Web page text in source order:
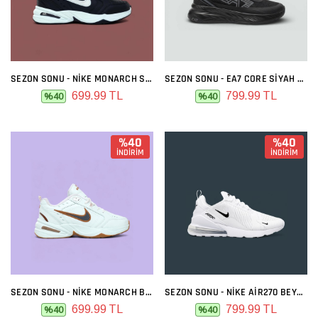
SEZON SONU - NIKE MONARCH SIYAH BEYAZ
%40 699.99 TL
SEZON SONU - EA7 CORE SIYAH GRI
%40 799.99 TL
%40
İNDİRİM
SEZON SONU - NIKE MONARCH BEYAZ GOLD
%40 699.99 TL
%40
İNDİRİM
SEZON SONU - NIKE AIR270 BEYAZ SIYAH
%40 799.99 TL